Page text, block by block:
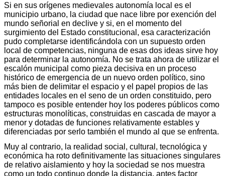
Si en sus orígenes medievales autonomía local es el
municipio urbano, la ciudad que nace libre por exención del
mundo señorial en declive y si, en el momento del
surgimiento del Estado constitucional, esa caracterización
pudo completarse identificándola con un supuesto orden
local de competencias, ninguna de esas dos ideas sirve hoy
para determinar la autonomía. No se trata ahora de utilizar el
escalón municipal como pieza decisiva en un proceso
histórico de emergencia de un nuevo orden político, sino
más bien de delimitar el espacio y el papel propios de las
entidades locales en el seno de un orden constituido, pero
tampoco es posible entender hoy los poderes públicos como
estructuras monolíticas, construidas en cascada de mayor a
menor y dotadas de funciones relativamente estables y
diferenciadas por serlo también el mundo al que se enfrenta.
Muy al contrario, la realidad social, cultural, tecnológica y
económica ha roto definitivamente las situaciones singulares
de relativo aislamiento y hoy la sociedad se nos muestra
como un todo continuo donde la distancia, antes factor